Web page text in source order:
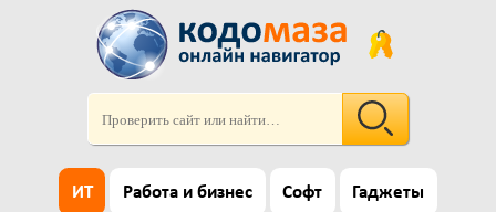
ИТ Работа и бизнес Софт Гаджеты